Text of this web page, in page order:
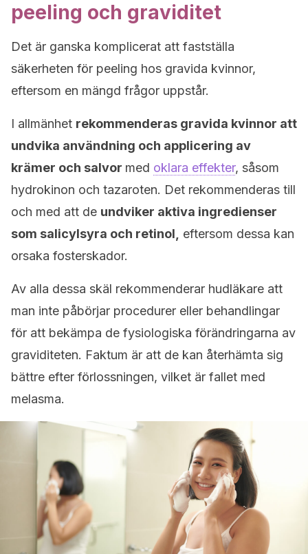
peeling och graviditet
Det är ganska komplicerat att fastställa
säkerheten för peeling hos gravida kvinnor,
eftersom en mängd frågor uppstår.
I allmänhet rekommenderas gravida kvinnor att
undvika användning och applicering av
krämer och salvor med oklara effekter, såsom
hydrokinon och tazaroten. Det rekommenderas till
och med att de undviker aktiva ingredienser
som salicylsyra och retinol,
eftersom dessa kan
orsaka fosterskador.
Av alla dessa skäl rekommenderar hudläkare att
man inte påbörjar procedurer eller behandlingar
för att bekämpa de fysiologiska förändringarna av
graviditeten. Faktum är att de kan återhämta sig
bättre efter förlossningen, vilket är fallet med
melasma.